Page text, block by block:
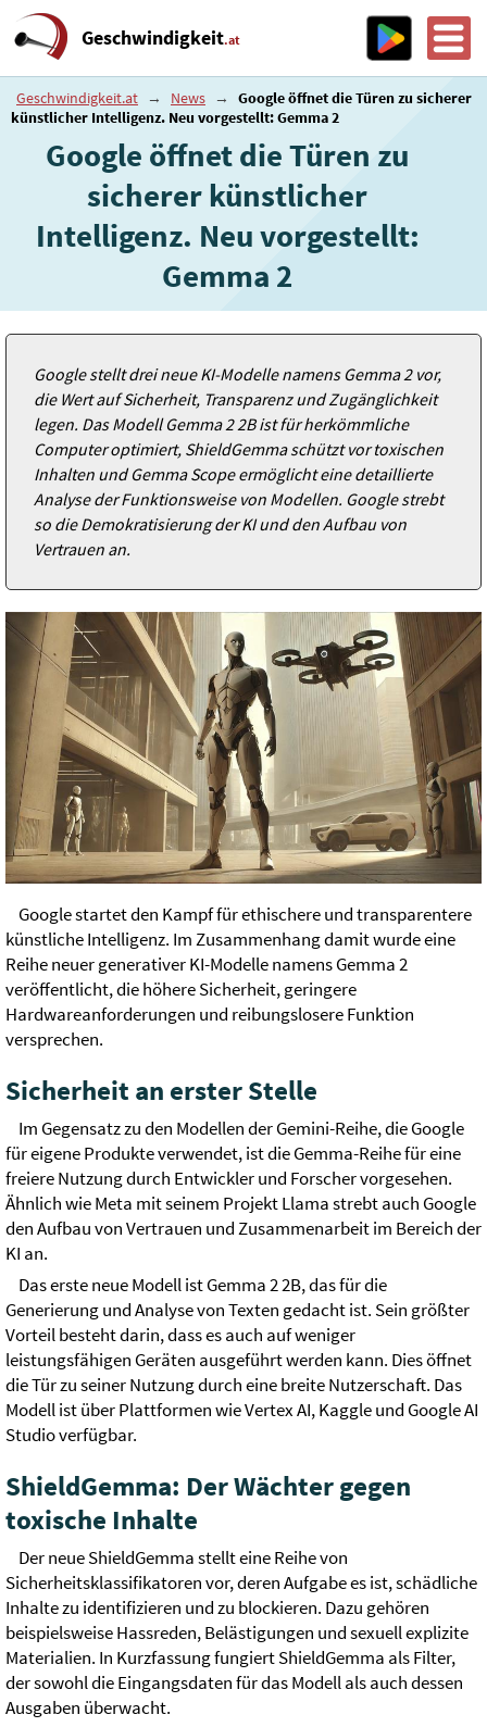
Geschwindigkeit.at
Geschwindigkeit.at → News →
Google öffnet die Türen zu sicherer
künstlicher Intelligenz. Neu vorgestellt: Gemma 2
Google öffnet die Türen zu
sicherer künstlicher
Intelligenz. Neu vorgestellt:
Gemma 2
Google stellt drei neue KI-Modelle namens Gemma 2 vor,
die Wert auf Sicherheit, Transparenz und Zugänglichkeit
legen. Das Modell Gemma 2 2B ist für herkömmliche
Computer optimiert, ShieldGemma schützt vor toxischen
Inhalten und Gemma Scope ermöglicht eine detaillierte
Analyse der Funktionsweise von Modellen. Google strebt
so die Demokratisierung der KI und den Aufbau von
Vertrauen an.
Google startet den Kampf für ethischere und transparentere
künstliche Intelligenz. Im Zusammenhang damit wurde eine
Reihe neuer generativer KI-Modelle namens Gemma 2
veröffentlicht, die höhere Sicherheit, geringere
Hardwareanforderungen und reibungslosere Funktion
versprechen.
Sicherheit an erster Stelle
Im Gegensatz zu den Modellen der Gemini-Reihe, die Google
für eigene Produkte verwendet, ist die Gemma-Reihe für eine
freiere Nutzung durch Entwickler und Forscher vorgesehen.
Ähnlich wie Meta mit seinem Projekt Llama strebt auch Google
den Aufbau von Vertrauen und Zusammenarbeit im Bereich der
KI an.
Das erste neue Modell ist Gemma 2 2B, das für die
Generierung und Analyse von Texten gedacht ist. Sein größter
Vorteil besteht darin, dass es auch auf weniger
leistungsfähigen Geräten ausgeführt werden kann. Dies öffnet
die Tür zu seiner Nutzung durch eine breite Nutzerschaft. Das
Modell ist über Plattformen wie Vertex AI, Kaggle und Google AI
Studio verfügbar.
ShieldGemma: Der Wächter gegen
toxische Inhalte
Der neue ShieldGemma stellt eine Reihe von
Sicherheitsklassifikatoren vor, deren Aufgabe es ist, schädliche
Inhalte zu identifizieren und zu blockieren. Dazu gehören
beispielsweise Hassreden, Belästigungen und sexuell explizite
Materialien. In Kurzfassung fungiert ShieldGemma als Filter,
der sowohl die Eingangsdaten für das Modell als auch dessen
Ausgaben überwacht.